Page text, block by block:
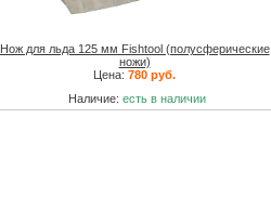
Нож для льда 125 мм Fishtool (полусферические
ножи)
Цена: 780 руб.
Наличие: есть в наличии